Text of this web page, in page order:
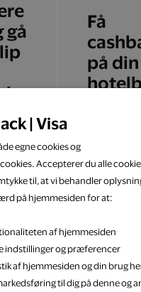
gå
kort
Få
på din
til
| Visa
egne cookies og
Accepterer du alle
til, at vi behandler
på hjemmesiden for at:
af hjemmesiden
indstillinger og præferencer
af hjemmesiden og din brug
til dig på denne og